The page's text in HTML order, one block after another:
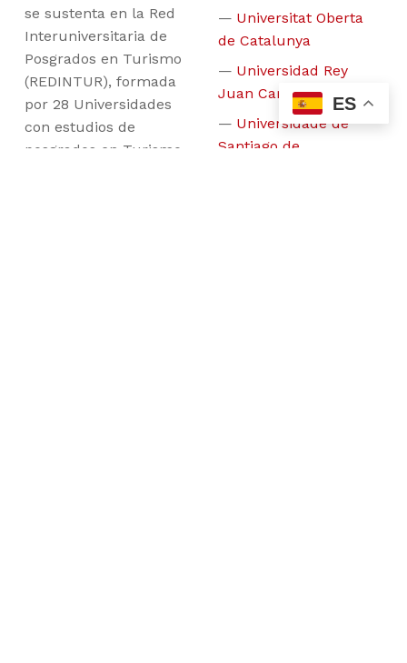
se sustenta en la Red
Interuniversitaria de
Posgrados en Turismo
(REDINTUR), formada
por 28 Universidades
con estudios de
posgrados en Turismo,
Universitat Oberta
de Catalunya
Universidad Rey
Juan Carlos
Universidade de
Santiago de
ES